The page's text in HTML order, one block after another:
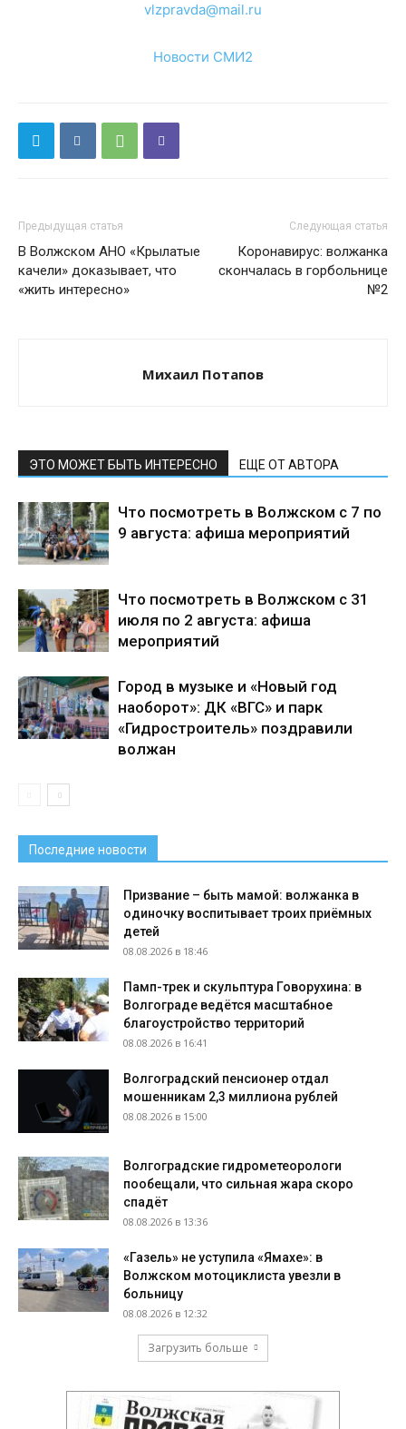
vlzpravda@mail.ru
Новости СМИ2
Предыдущая статья
В Волжском АНО «Крылатые
качели» доказывает, что
«жить интересно»
Следующая статья
Коронавирус: волжанка
скончалась в горбольнице
№2
Михаил Потапов
ЭТО МОЖЕТ БЫТЬ ИНТЕРЕСНО ЕЩЕ ОТ АВТОРА
Что посмотреть в Волжском с 7 по
9 августа: афиша мероприятий
Что посмотреть в Волжском с 31
июля по 2 августа: афиша
мероприятий
Город в музыке и «Новый год
наоборот»: ДК «ВГС» и парк
«Гидростроитель» поздравили
волжан
Последние новости
Призвание – быть мамой: волжанка в
одиночку воспитывает троих приёмных
детей
08.08.2026 в 18:46
Памп-трек и скульптура Говорухина: в
Волгограде ведётся масштабное
благоустройство территорий
08.08.2026 в 16:41
Волгоградский пенсионер отдал
мошенникам 2,3 миллиона рублей
08.08.2026 в 15:00
Волгоградские гидрометеорологи
пообещали, что сильная жара скоро
спадёт
08.08.2026 в 13:36
«Газель» не уступила «Ямахе»: в
Волжском мотоциклиста увезли в
больницу
08.08.2026 в 12:32
Загрузить больше